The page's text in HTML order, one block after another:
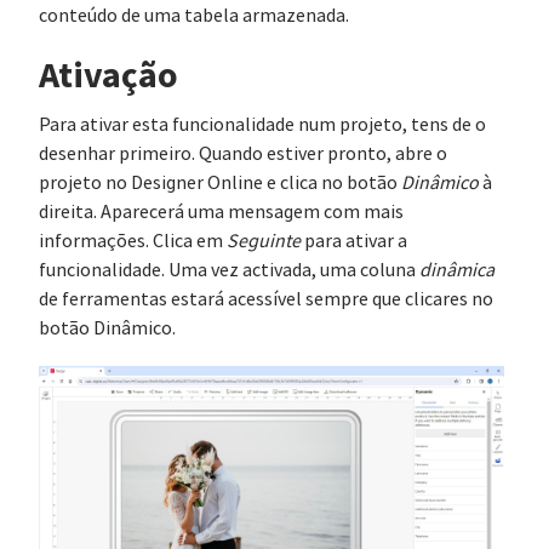
conteúdo de uma tabela armazenada.
Ativação
Para ativar esta funcionalidade num projeto, tens de o
desenhar primeiro. Quando estiver pronto, abre o
projeto no Designer Online e clica no botão Dinâmicoà
direita. Aparecerá uma mensagem com mais
informações. Clica em Seguintepara ativar a
funcionalidade. Uma vez activada, uma coluna dinâmica
de ferramentas estará acessível sempre que clicares no
botão Dinâmico.